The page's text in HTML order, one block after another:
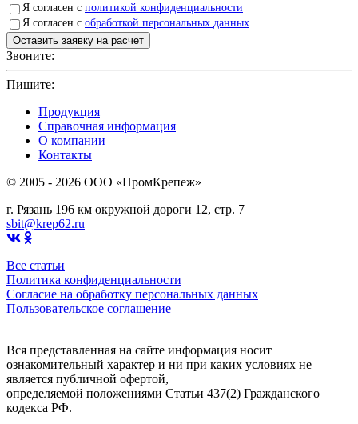
Я согласен с политикой конфиденциальности
Я согласен с обработкой персональных данных
Звоните:
Пишите:
Продукция
Справочная информация
О компании
Контакты
© 2005 - 2026 OOO «ПромКрепеж»
г. Рязань 196 км окружной дороги 12, стр. 7
sbit@krep62.ru
Все статьи
Политика конфиденциальности
Согласие на обработку персональных данных
Пользовательское соглашение
Вся представленная на сайте информация носит
ознакомительный характер и ни при каких условиях не
является публичной офертой,
определяемой положениями Статьи 437(2) Гражданского
кодекса РФ.